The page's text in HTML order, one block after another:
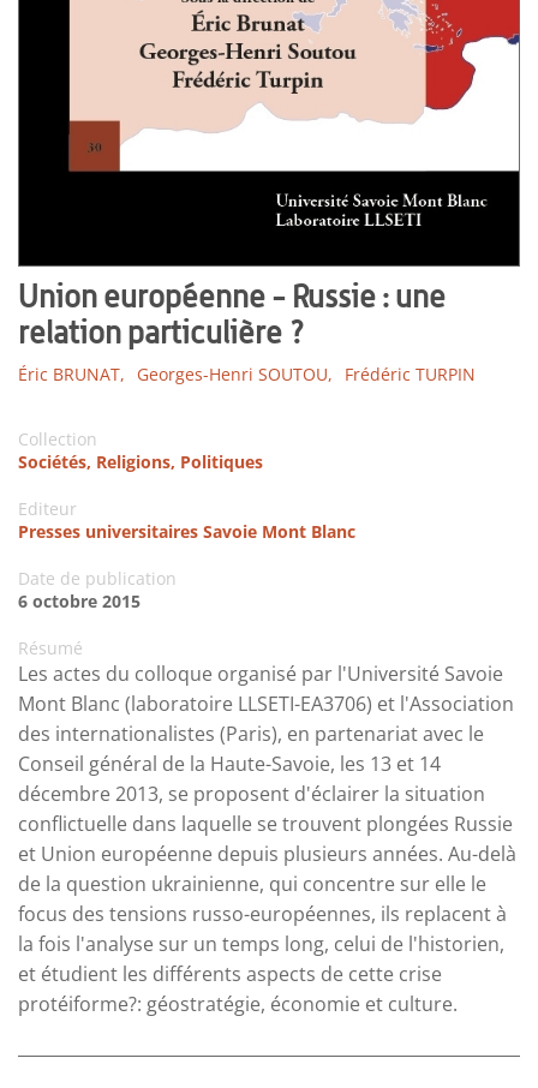
Union européenne - Russie : une
relation particulière ?
Éric BRUNAT, Georges-Henri SOUTOU, Frédéric TURPIN
Collection
Sociétés, Religions, Politiques
Editeur
Presses universitaires Savoie Mont Blanc
Date de publication
6 octobre 2015
Résumé
Les actes du colloque organisé par l'Université Savoie
Mont Blanc (laboratoire LLSETI-EA3706) et l'Association
des internationalistes (Paris), en partenariat avec le
Conseil général de la Haute-Savoie, les 13 et 14
décembre 2013, se proposent d'éclairer la situation
conflictuelle dans laquelle se trouvent plongées Russie
et Union européenne depuis plusieurs années. Au-delà
de la question ukrainienne, qui concentre sur elle le
focus des tensions russo-européennes, ils replacent à
la fois l'analyse sur un temps long, celui de l'historien,
et étudient les différents aspects de cette crise
protéiforme?: géostratégie, économie et culture.